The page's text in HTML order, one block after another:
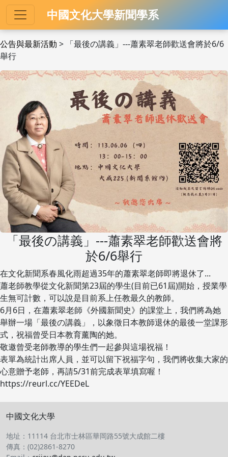
中國文化大學新聞學系
公告與最新活動 > 「最後の講義」---蕭素翠老師歡送會將於6/6
舉行
「最後の講義」---蕭素翠老師歡送會將
於6/6舉行
在文化新聞系春風化雨超過35年的蕭素翠老師即將退休了...
蕭老師教學從文化新聞第23屆的學生(目前已61屆)開始，授業學
生無可計數，可以說是目前系上任教最久的教師。
6月6日，在蕭素翠老師《外國新聞史》的課堂上，我們將為她
舉辦一場「最後の講義」，以象徵日本教師退休的最後一堂課形
式，祝福曾受日本教育薰陶的她。
敬邀曾受老師教導的學生們一起參與這場祝福！
表單為統計出席人員，並可以留下祝福字句，我們將收集大家的
心意贈予老師，再請5/31前完成表單填寫喔！
https://reurl.cc/YEEDeL
中國文化大學
地址：11114 台北市士林區華岡路55號大成館二樓
傳真：(02)2861-8270